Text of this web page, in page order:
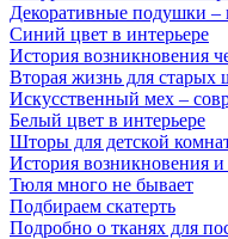
Декоративные подушки –
Синий цвет в интерьере
История возникновения
Вторая жизнь для старых
Искусственный мех –
Белый цвет в интерьере
Шторы для детской
История возникновения
Тюля много не бывает
Подбираем скатерть
Подробно о тканях для